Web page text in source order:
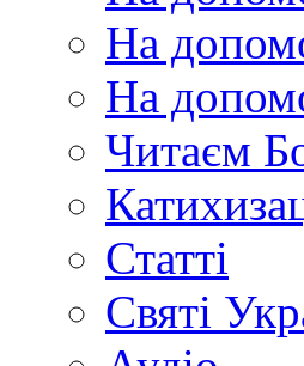
На
На
Читаєм
Статті
Святі